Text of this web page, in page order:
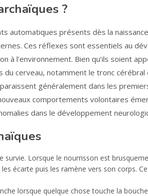
?
automatiques présents dès la
Ces réflexes sont essentiels au
à l’environnement. Bien qu’ils soient
cerveau, notamment le tronc cérébral
généralement dans les
comportements volontaires
dans le développement
survie. Lorsque le nourrisson est
écarte puis les ramène vers son corps.
lorsque quelque chose touche la